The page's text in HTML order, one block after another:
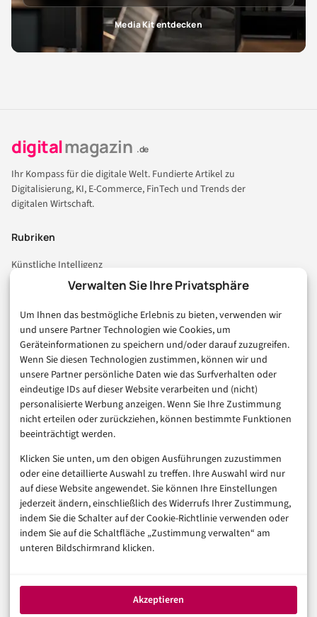
Verwalten Sie Ihre Privatsphäre
Um Ihnen das bestmögliche Erlebnis zu bieten, verwenden wir
und unsere Partner Technologien wie Cookies, um
Geräteinformationen zu speichern und/oder darauf zuzugreifen.
Wenn Sie diesen Technologien zustimmen, können wir und
unsere Partner persönliche Daten wie das Surfverhalten oder
eindeutige IDs auf dieser Website verarbeiten und (nicht)
personalisierte Werbung anzeigen. Wenn Sie Ihre Zustimmung
nicht erteilen oder zurückziehen, können bestimmte Funktionen
beeinträchtigt werden.
Klicken Sie unten, um den obigen Ausführungen zuzustimmen
oder eine detaillierte Auswahl zu treffen. Ihre Auswahl wird nur
auf diese Website angewendet. Sie können Ihre Einstellungen
jederzeit ändern, einschließlich des Widerrufs Ihrer Zustimmung,
indem Sie die Schalter auf der Cookie-Richtlinie verwenden oder
indem Sie auf die Schaltfläche „Zustimmung verwalten“ am
unteren Bildschirmrand klicken.
Akzeptieren
Media Kit entdecken
digitalmagazin .de
Ihr Kompass für die digitale Welt. Fundierte Artikel zu
Digitalisierung, KI, E-Commerce, FinTech und Trends der
digitalen Wirtschaft.
Rubriken
Künstliche Intelligenz
Technologie & IT
Consumer & Digital Life
Marketing
Finanzen & FinTech
Business & Karriere
Sicherheit & Recht
Digitalisierung
Marketing
Magazin
Unsere Redaktion
Werbeformate & Media Kit
Rechtliches
Datenschutzerklärung (EU)
Cookie-Richtlinie (EU)